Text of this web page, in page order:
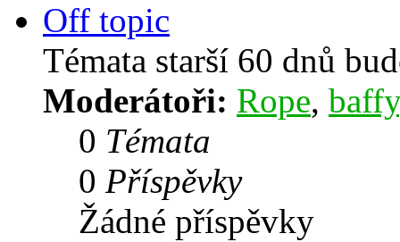
Off topic
Témata starší 60 dnů
Moderátoři: Rope, baffy
0 Témata
0 Příspěvky
Žádné příspěvky